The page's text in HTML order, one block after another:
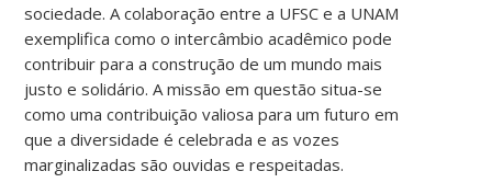
sociedade. A colaboração entre a UFSC e a UNAM
exemplifica como o intercâmbio acadêmico pode
contribuir para a construção de um mundo mais
justo e solidário. A missão em questão situa-se
como uma contribuição valiosa para um futuro em
que a diversidade é celebrada e as vozes
marginalizadas são ouvidas e respeitadas.